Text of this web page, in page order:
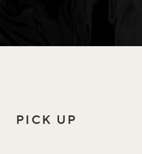
PICK UP